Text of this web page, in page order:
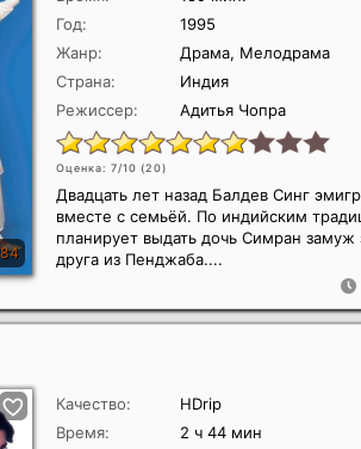
Год:
1995
Жанр:
Драма, Мелодрама
Страна:
Индия
Режиссер:
Адитья Чопра
Оценка: 7/10 (20)
Двадцать лет назад Балдев Синг
вместе с семьёй. По индийским
планирует выдать дочь Симран замуж
друга из Пенджаба....
Качество:
HDrip
Время:
2 ч 44 мин